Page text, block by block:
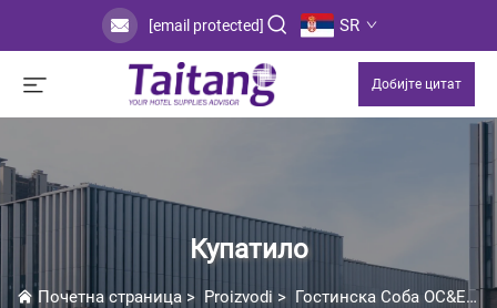
[email protected] SR
Добијте цитат
Купатило
Почетна страница > Proizvodi > Гостинска Соба ОС&Е>